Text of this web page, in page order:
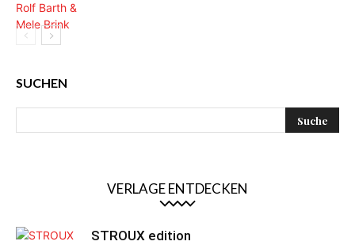
SUCHEN
VERLAGE ENTDECKEN
STROUX edition